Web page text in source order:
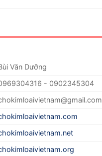
Văn Dưỡng
- 0902345304